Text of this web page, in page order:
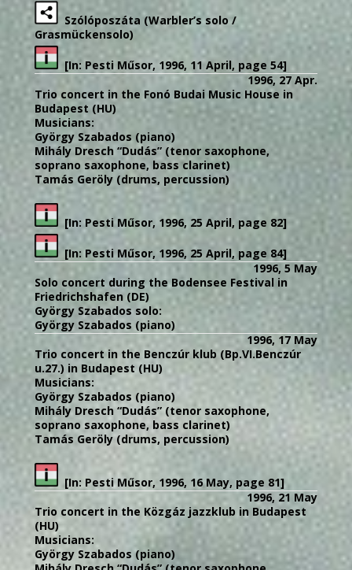
Szólóposzáta (Warbler’s solo /
Grasmückensolo)
[In: Pesti Műsor, 1996, 11 April, page 54]
1996, 27 Apr.
Trio concert in the Fonó Budai Music House in
Budapest (HU)
Musicians:
György Szabados (piano)
Mihály Dresch “Dudás” (tenor saxophone,
soprano saxophone, bass clarinet)
Tamás Geröly (drums, percussion)
[In: Pesti Műsor, 1996, 25 April, page 82]
[In: Pesti Műsor, 1996, 25 April, page 84]
1996, 5 May
Solo concert during the Bodensee Festival in
Friedrichshafen (DE)
György Szabados solo:
György Szabados (piano)
1996, 17 May
Trio concert in the Benczúr klub (Bp.VI.Benczúr
u.27.) in Budapest (HU)
Musicians:
György Szabados (piano)
Mihály Dresch “Dudás” (tenor saxophone,
soprano saxophone, bass clarinet)
Tamás Geröly (drums, percussion)
[In: Pesti Műsor, 1996, 16 May, page 81]
1996, 21 May
Trio concert in the Közgáz jazzklub in Budapest
(HU)
Musicians:
György Szabados (piano)